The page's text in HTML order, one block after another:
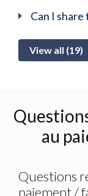
Can I
View all (19)
au
Questions
paiement /